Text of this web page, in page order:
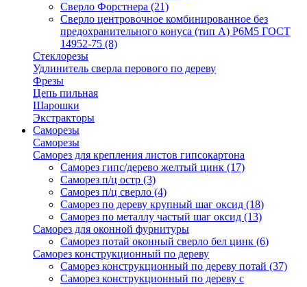
Сверло Форстнера (21)
Сверло центровочное комбинированное без
предохранительного конуса (тип А) Р6М5 ГОСТ
14952-75 (8)
Стеклорезы
Удлинитель сверла перового по дереву
Фрезы
Цепь пильная
Шарошки
Экстракторы
Саморезы
Саморезы
Саморез для крепления листов гипсокартона
Саморез гипс/дерево желтый цинк (17)
Саморез п/ц остр (3)
Саморез п/ц сверло (4)
Саморез по дереву крупный шаг оксид (18)
Саморез по металлу частый шаг оксид (13)
Саморез для оконной фурнитуры
Саморез потай оконный сверло бел цинк (6)
Саморез конструкционный по дереву
Саморез конструкционный по дереву потай (37)
Саморез конструкционный по дереву с